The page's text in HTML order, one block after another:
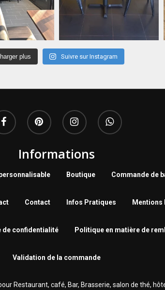
plus Suivre sur Instagram
Informations
Boutique Commande de
Contact Infos Pratiques Mentions
de confidentialité Politique en matière de
Validation de la commande
Restaurant, café, Bar, Brasserie‎, salon de thé,